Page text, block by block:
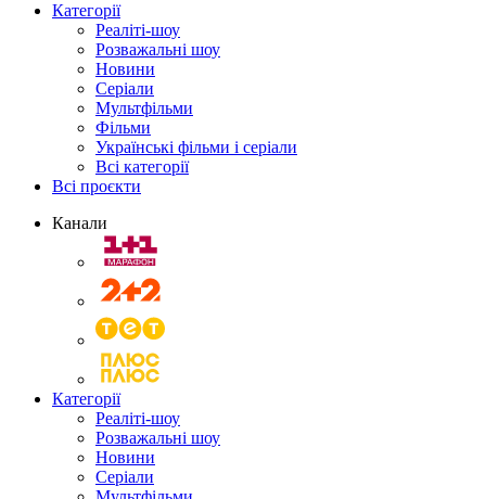
Категорії
Реаліті-шоу
Розважальні шоу
Новини
Серіали
Мультфільми
Фільми
Українські фільми і серіали
Всі категорії
Всі проєкти
Канали
Категорії
Реаліті-шоу
Розважальні шоу
Новини
Серіали